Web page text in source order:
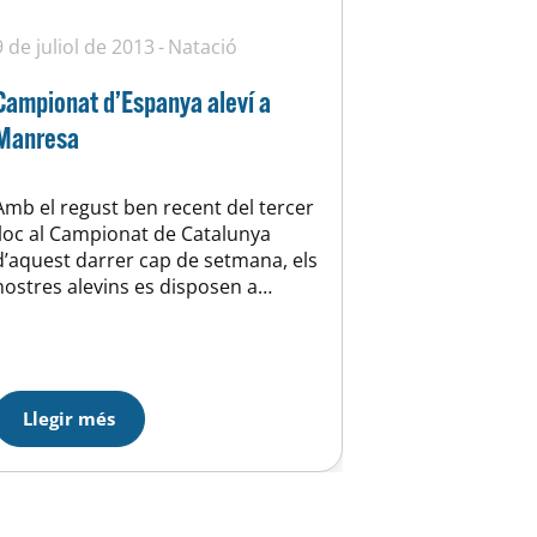
de juliol de 2013 Natació
d’Espanya aleví a
el regust ben recent del tercer
al Campionat de Catalunya
darrer cap de setmana, els
alevins es disposen a
Manresa, el nostre club ha
a un total de sis
(2 noies i…
Llegir més